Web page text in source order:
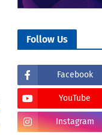
Follow Us
Facebook
YouTube
Instagram